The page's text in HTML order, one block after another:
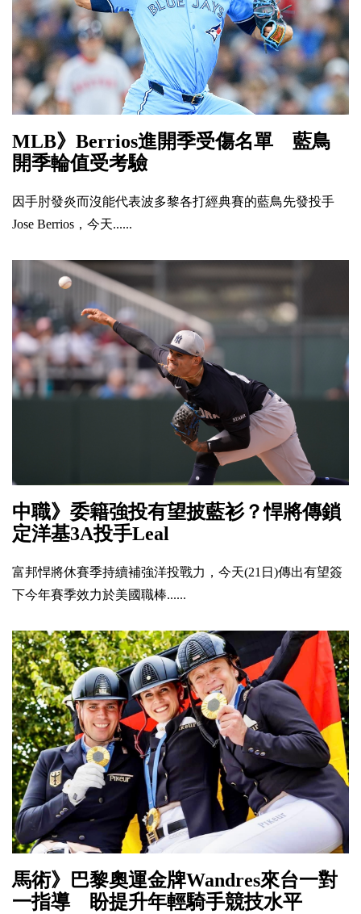
MLB》Berrios進開季受傷名單 藍鳥
開季輪值受考驗
因手肘發炎而沒能代表波多黎各打經典賽的藍鳥先發投手
Jose Berrios，今天......
中職》委籍強投有望披藍衫？悍將傳鎖
定洋基3A投手Leal
富邦悍將休賽季持續補強洋投戰力，今天(21日)傳出有望簽
下今年賽季效力於美國職棒......
馬術》巴黎奧運金牌Wandres來台一對
一指導 盼提升年輕騎手競技水平